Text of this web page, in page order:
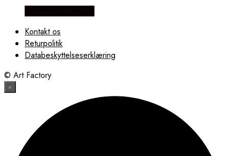
Kontakt os
Returpolitik
Databeskyttelseserklæring
© Art Factory
×